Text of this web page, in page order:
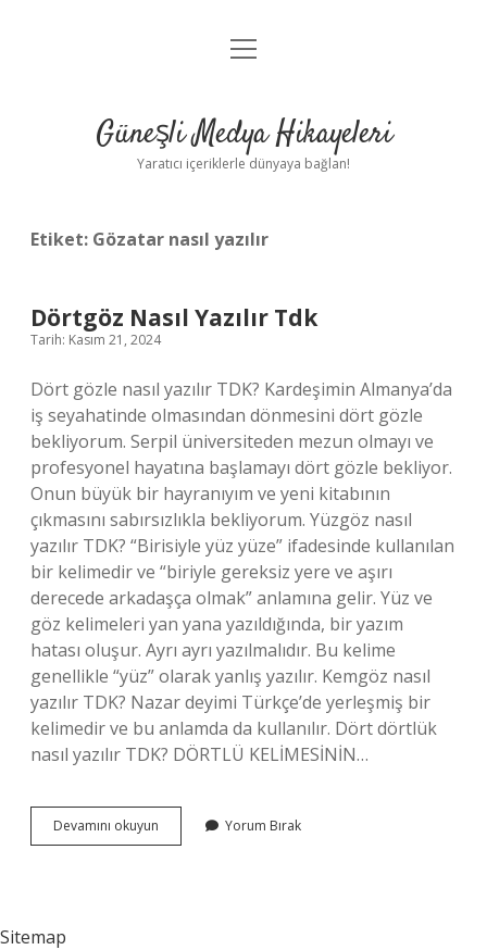
Anasayfa
Yasal Uyarı
menüyü
Güneşli Medya Hikayeleri
Yaratıcı içeriklerle dünyaya bağlan!
Etiket: Gözatar nasıl yazılır
Dörtgöz Nasıl Yazılır Tdk
Tarih: Kasım 21, 2024
Dört gözle nasıl yazılır TDK? Kardeşimin Almanya’da
iş seyahatinde olmasından dönmesini dört gözle
bekliyorum. Serpil üniversiteden mezun olmayı ve
profesyonel hayatına başlamayı dört gözle bekliyor.
Onun büyük bir hayranıyım ve yeni kitabının
çıkmasını sabırsızlıkla bekliyorum. Yüzgöz nasıl
yazılır TDK? “Birisiyle yüz yüze” ifadesinde kullanılan
bir kelimedir ve “biriyle gereksiz yere ve aşırı
derecede arkadaşça olmak” anlamına gelir. Yüz ve
göz kelimeleri yan yana yazıldığında, bir yazım
hatası oluşur. Ayrı ayrı yazılmalıdır. Bu kelime
genellikle “yüz” olarak yanlış yazılır. Kemgöz nasıl
yazılır TDK? Nazar deyimi Türkçe’de yerleşmiş bir
kelimedir ve bu anlamda da kullanılır. Dört dörtlük
nasıl yazılır TDK? DÖRTLÜ KELİMESİNİN…
Devamını okuyun Dörtgöz
Nasıl
Yorum Bırak
Sitemap